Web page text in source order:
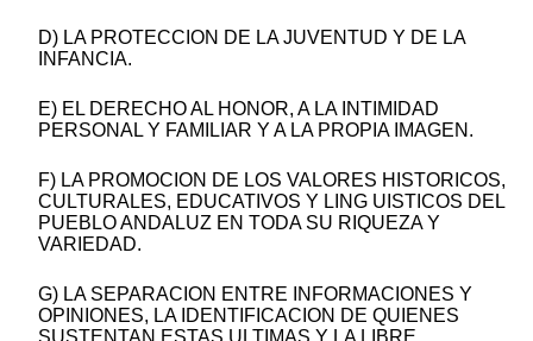
D) LA PROTECCION DE LA JUVENTUD Y DE LA
INFANCIA.
E) EL DERECHO AL HONOR, A LA INTIMIDAD
PERSONAL Y FAMILIAR Y A LA PROPIA IMAGEN.
F) LA PROMOCION DE LOS VALORES HISTORICOS,
CULTURALES, EDUCATIVOS Y LING UISTICOS DEL
PUEBLO ANDALUZ EN TODA SU RIQUEZA Y
VARIEDAD.
G) LA SEPARACION ENTRE INFORMACIONES Y
OPINIONES, LA IDENTIFICACION DE QUIENES